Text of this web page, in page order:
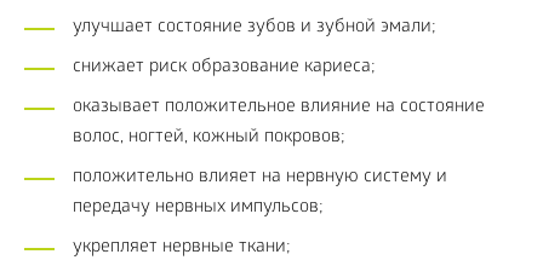
улучшает состояние зубов и зубной эмали;
снижает риск образование кариеса;
оказывает положительное влияние на состояние
волос, ногтей, кожный покровов;
положительно влияет на нервную систему и
передачу нервных импульсов;
укрепляет нервные ткани;